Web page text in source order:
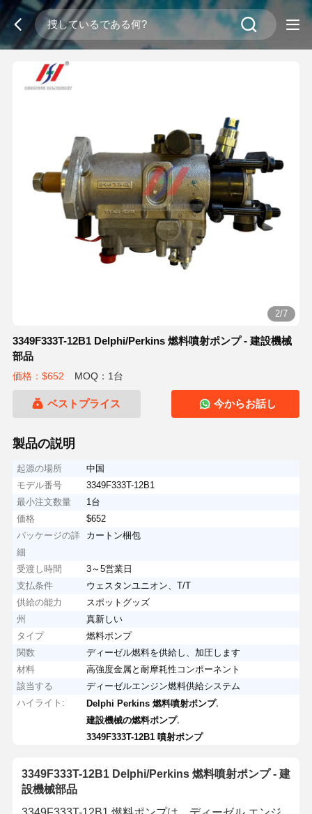
3/7
3349F333T-12B1 Delphi/Perkins 燃料噴射ポンプ - 建設機械
部品
価格：$652 MOQ：1台
ベストプライス 今からお話し
製品の説明
起源の場所
中国
モデル番号
3349F333T-12B1
最小注文数量
1台
価格
$652
パッケージの詳
細
カートン梱包
受渡し時間
3～5営業日
支払条件
ウェスタンユニオン、T/T
供給の能力
スポットグッズ
州
真新しい
タイプ
燃料ポンプ
関数
ディーゼル燃料を供給し、加圧します
材料
高強度金属と耐摩耗性コンポーネント
該当する
ディーゼルエンジン燃料供給システム
ハイライト:
Delphi Perkins 燃料噴射ポンプ,
建設機械の燃料ポンプ,
3349F333T-12B1 噴射ポンプ
3349F333T-12B1 Delphi/Perkins 燃料噴射ポンプ - 建
設機械部品